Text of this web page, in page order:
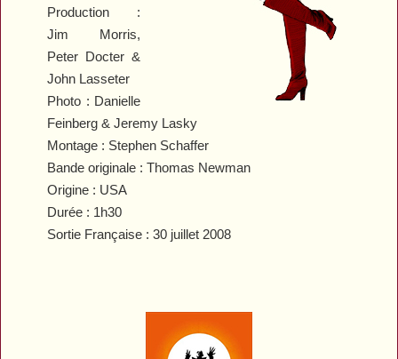
Production :
Jim Morris,
Peter Docter &
John Lasseter
Photo : Danielle
Feinberg & Jeremy Lasky
Montage : Stephen Schaffer
Bande originale : Thomas Newman
Origine : USA
Durée : 1h30
Sortie Française : 30 juillet 2008